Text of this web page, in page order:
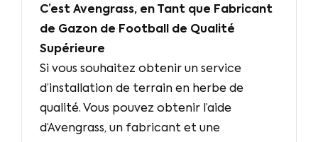
C’est Avengrass, en Tant que Fabricant
de Gazon de Football de Qualité
Supérieure
Si vous souhaitez obtenir un service
d’installation de terrain en herbe de
qualité. Vous pouvez obtenir l’aide
d’Avengrass, un fabricant et une